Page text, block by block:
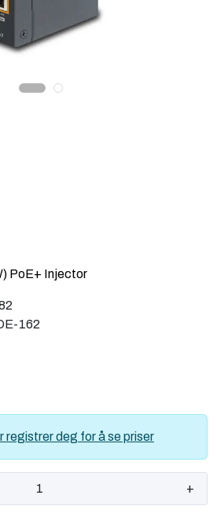
PoE+ Injector
162
registrer deg for å se priser
+